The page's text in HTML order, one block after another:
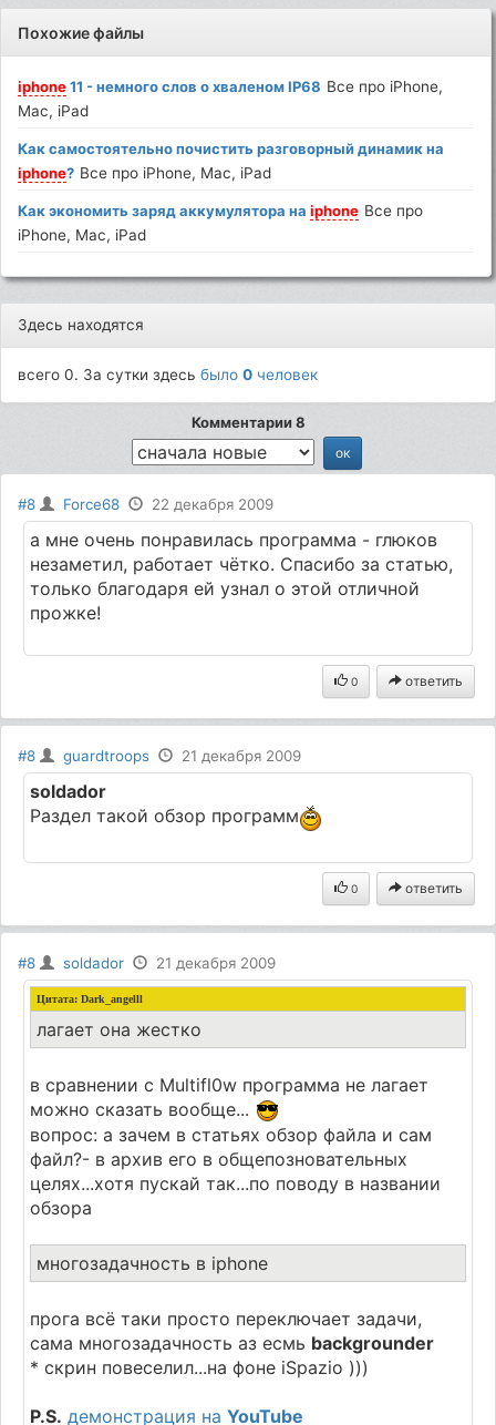
Похожие файлы
iphone11 - немного слов о хваленом IP68 Все про iPhone,
Mac, iPad
Как самостоятельно почистить разговорный динамик на
iphone? Все про iPhone, Mac, iPad
Как экономить заряд аккумулятора наiphone Все про
iPhone, Mac, iPad
Здесь находятся
всего 0. За сутки здесьбыло0 человек
Комментарии 8
#8 Force68 22 декабря 2009
а мне очень понравилась программа - глюков
незаметил, работает чётко. Спасибо за статью,
только благодаря ей узнал о этой отличной
прожке!
0 ответить
#8 guardtroops 21 декабря 2009
soldador
Раздел такой обзор программ
0 ответить
#8 soldador 21 декабря 2009
Цитата: Dark_angelll
лагает она жестко
в сравнении с Multifl0w программа не лагает
можно сказать вообще...
вопрос: а зачем в статьях обзор файла и сам
файл?- в архив его в общепозновательных
целях...хотя пускай так...по поводу в названии
обзора
многозадачность в iphone
прога всё таки просто переключает задачи,
сама многозадачность аз есмь backgrounder
* скрин повеселил...на фоне iSpazio )))
P.S. демонстрация наYouTube